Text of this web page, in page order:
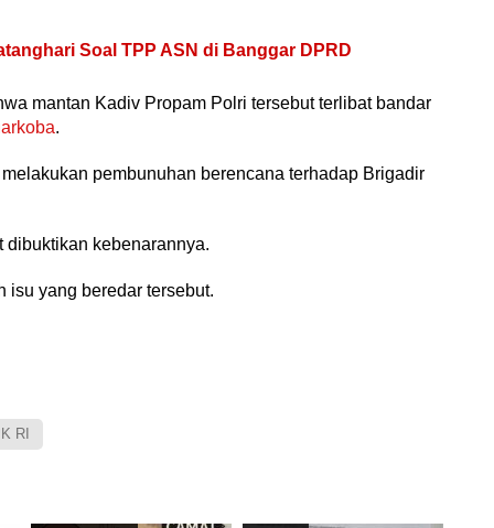
Soal TPP ASN di Banggar DPRD
mantan Kadiv Propam Polri tersebut terlibat bandar
.
pembunuhan berencana terhadap Brigadir
dibuktikan kebenarannya.
isu yang beredar tersebut.
RI